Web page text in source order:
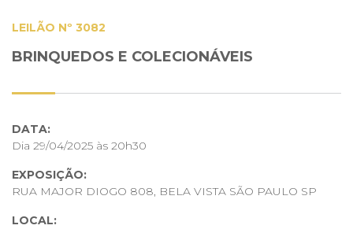
LEILÃO Nº 3082
BRINQUEDOS E COLECIONÁVEIS
DATA:
Dia 29/04/2025 às 20h30
EXPOSIÇÃO:
RUA MAJOR DIOGO 808, BELA VISTA SÃO PAULO SP
LOCAL: